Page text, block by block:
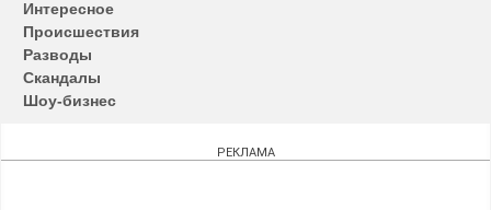
Интересное
Происшествия
Разводы
Скандалы
Шоу-бизнес
РЕКЛАМА